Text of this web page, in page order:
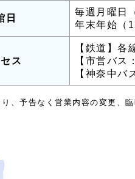
日
毎週月曜日
年末年始（
ス
【鉄道】各
【市営バ
【神奈中
、予告なく営業内容の変更、